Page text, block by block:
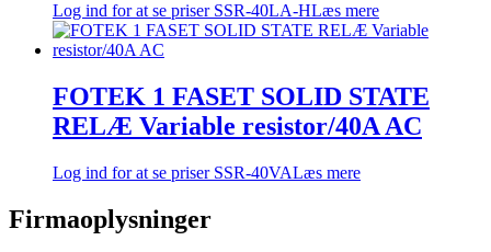
Log ind for at se priserSSR-40LA-HLæs mere
FOTEK 1 FASET SOLID STATE
RELÆ Variable resistor/40A AC
Log ind for at se priserSSR-40VALæs mere
Firmaoplysninger